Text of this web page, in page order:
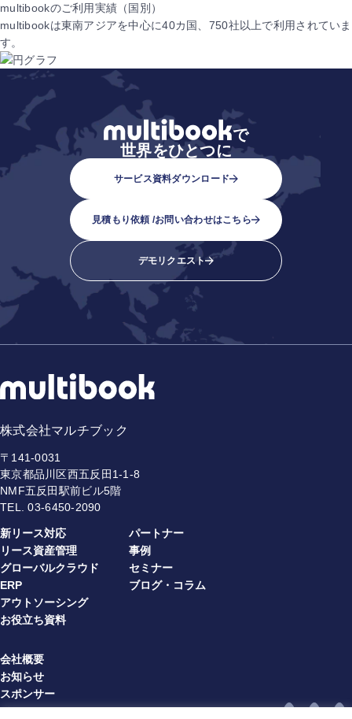
multibookのご利用実績（国別）
multibookは東南アジアを中心に40カ国、750社以上で利用されていま
す。
で
世界をひとつに
サービス資料ダウンロード
見積もり依頼 /お問い合わせはこちら
デモリクエスト
株式会社マルチブック
〒141-0031
東京都品川区西五反田1-1-8
NMF五反田駅前ビル5階
TEL.03-6450-2090
新リース対応
リース資産管理
グローバルクラウド
ERP
アウトソーシング
お役立ち資料
パートナー
事例
セミナー
ブログ・コラム
会社概要
お知らせ
スポンサー